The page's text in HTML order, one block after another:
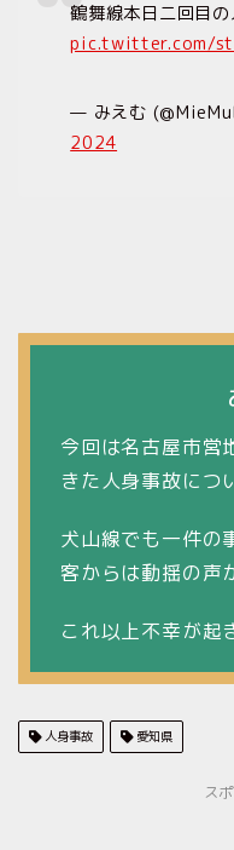
鶴舞線本日二回目
pic.twitter.com/
— みえむ
2024
今回は名古屋市営
きた人身事故につ
犬山線でも一件の
客からは動揺の声
これ以上不幸が起
人身事故 愛知県
ス